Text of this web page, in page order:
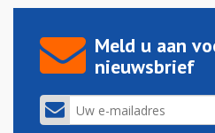
Meld u aan
nieuwsbrief